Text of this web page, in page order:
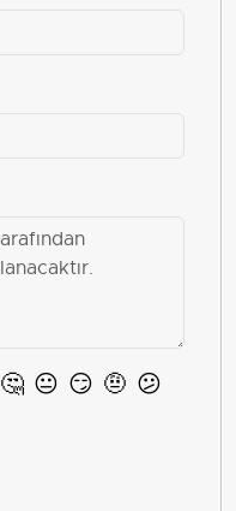
🤔 😐 😏 🤨 😕